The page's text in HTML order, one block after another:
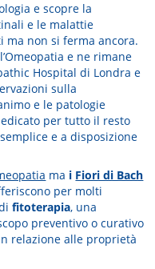
e scopre la
e le malattie
ma non si ferma ancora.
e ne rimane
Hospital di Londra e
sulla
e le patologie
per tutto il resto
e a disposizione
ma i Fiori di Bach
per molti
difitoterapia, una
preventivo o curativo
relazione alle proprietà